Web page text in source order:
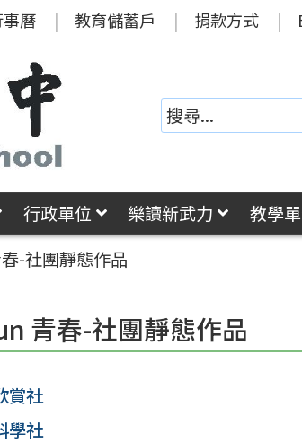
曆 教育儲蓄戶 捐款方式
行政單位 樂讀新武力 教學
-社團靜態作品
青春-社團靜態作品
賞社
學社